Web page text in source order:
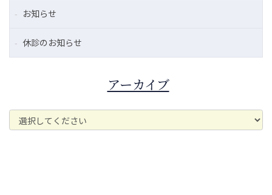
お知らせ
休診のお知らせ
アーカイブ